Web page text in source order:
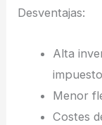
Desventajas:
Alta
Menor
Costes